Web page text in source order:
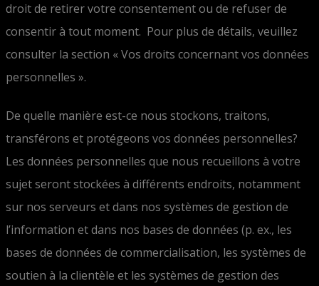
droit de retirer votre consentement ou de refuser de
consentir à tout moment. Pour plus de détails, veuillez
consulter la section « Vos droits concernant vos données
personnelles ».
De quelle manière est-ce nous stockons, traitons,
transférons et protégeons vos données personnelles?
Les données personnelles que nous recueillons à votre
sujet seront stockées à différents endroits, notamment
sur nos serveurs et dans nos systèmes de gestion de
l’information et dans nos bases de données (p. ex., les
bases de données de commercialisation, les systèmes de
soutien à la clientèle et les systèmes de gestion des